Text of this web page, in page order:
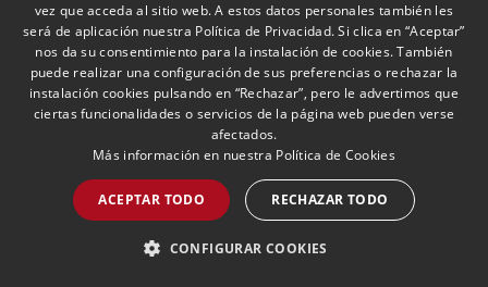
LEER MÁS >>
PORTUGUESE
vez que acceda al sitio web. A estos datos personales también les
será de aplicación nuestra Política de Privacidad. Si clica en “Aceptar”
nos da su consentimiento para la instalación de cookies. También
puede realizar una configuración de sus preferencias o rechazar la
instalación cookies pulsando en “Rechazar”, pero le advertimos que
ciertas funcionalidades o servicios de la página web pueden verse
afectados.
Más información en nuestra Política de Cookies
ACEPTAR TODO RECHAZAR TODO
CONFIGURAR COOKIES